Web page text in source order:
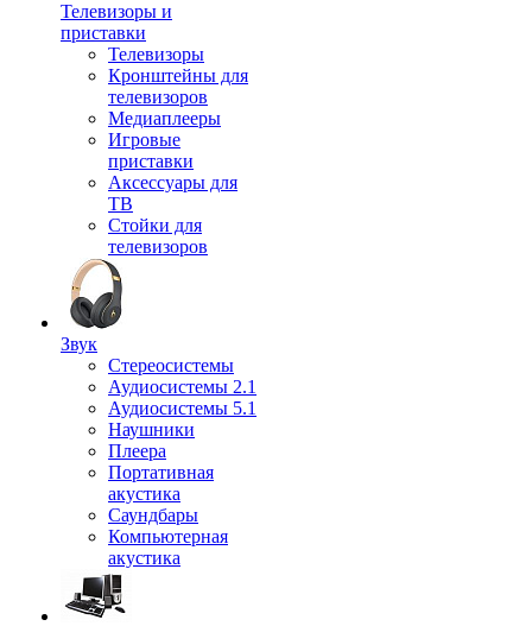
Телевизоры и
приставки
Телевизоры
Кронштейны для
телевизоров
Медиаплееры
Игровые
приставки
Аксессуары для
ТВ
Стойки для
телевизоров
Звук
Стереосистемы
Аудиосистемы 2.1
Аудиосистемы 5.1
Наушники
Плеера
Портативная
акустика
Саундбары
Компьютерная
акустика